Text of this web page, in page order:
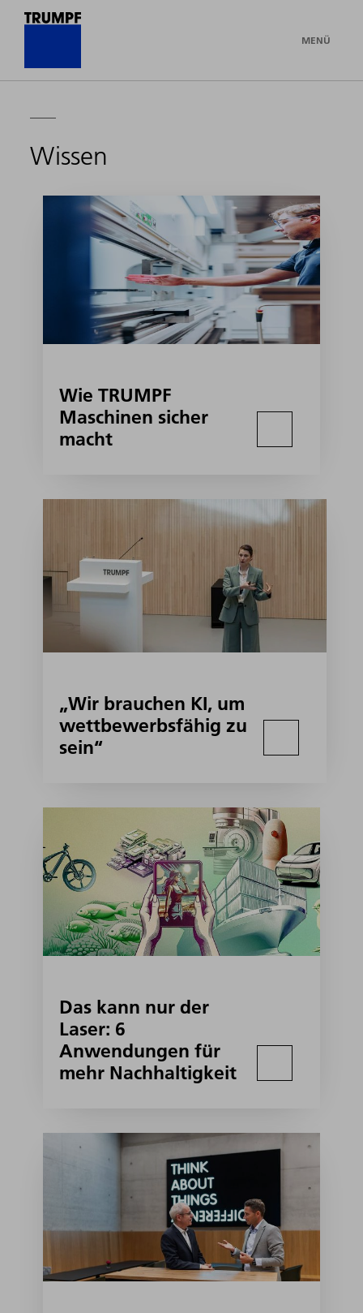
MENÜ
Wissen
Wie TRUMPF
Maschinen sicher
macht
„Wir brauchen KI, um
wettbewerbsfähig zu
sein“
Das kann nur der
Laser: 6
Anwendungen für
mehr Nachhaltigkeit